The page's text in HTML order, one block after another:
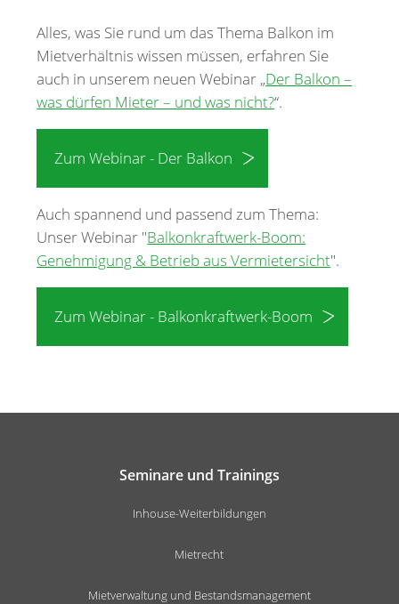
Alles, was Sie rund um das Thema Balkon im
Mietverhältnis wissen müssen, erfahren Sie
auch in unserem neuen Webinar „Der Balkon –
was dürfen Mieter – und was nicht?“.
Zum Webinar - Der Balkon
Auch spannend und passend zum Thema:
Unser Webinar "Balkonkraftwerk-Boom:
Genehmigung & Betrieb aus Vermietersicht".
Zum Webinar - Balkonkraftwerk-Boom
Seminare und Trainings
Inhouse-Weiterbildungen
Mietrecht
Mietverwaltung und Bestandsmanagement